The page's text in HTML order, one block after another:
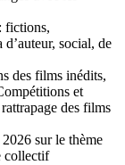
fictions,
social, de
des films inédits,
et
des films
sur le thème
collectif